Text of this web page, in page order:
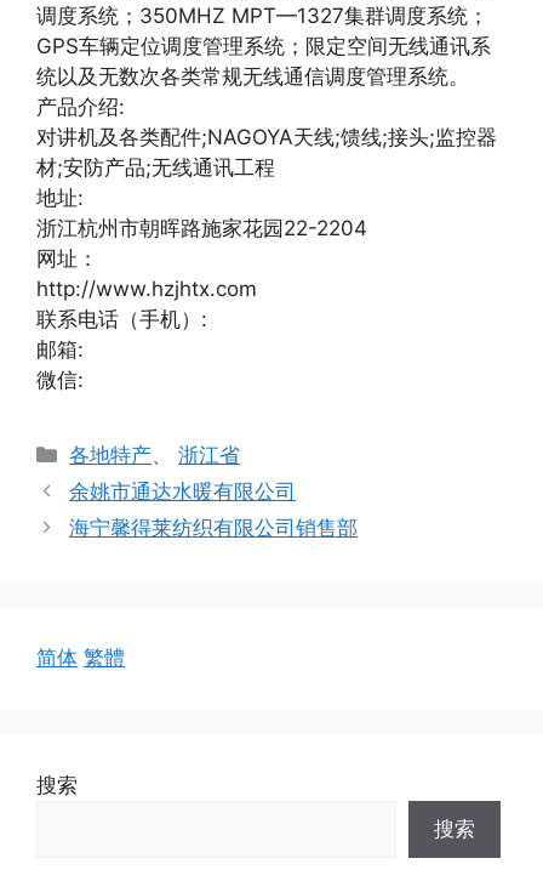
调度系统；350MHZ MPT—1327集群调度系统；
GPS车辆定位调度管理系统；限定空间无线通讯系
统以及无数次各类常规无线通信调度管理系统。
产品介绍:
对讲机及各类配件;NAGOYA天线;馈线;接头;监控器
材;安防产品;无线通讯工程
地址:
浙江杭州市朝晖路施家花园22-2204
网址：
http://www.hzjhtx.com
联系电话（手机）:
邮箱:
微信:
分
类
各地特产、浙江省
余姚市通达水暖有限公司
海宁馨得莱纺织有限公司销售部
简体 繁體
搜索
搜索